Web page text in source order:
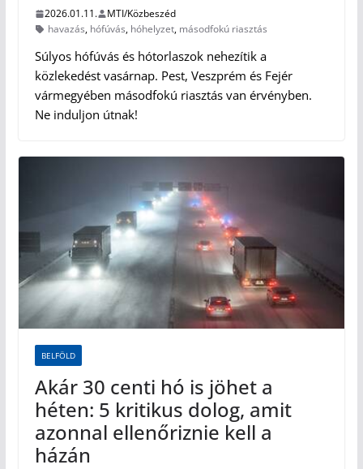
2026.01.11.
MTI/Közbeszéd
havazás, hófúvás, hóhelyzet, másodfokú riasztás
Súlyos hófúvás és hótorlaszok nehezítik a
közlekedést vasárnap. Pest, Veszprém és Fejér
vármegyében másodfokú riasztás van érvényben.
Ne induljon útnak!
BELFÖLD
Akár 30 centi hó is jöhet a
héten: 5 kritikus dolog, amit
azonnal ellenőriznie kell a
házán